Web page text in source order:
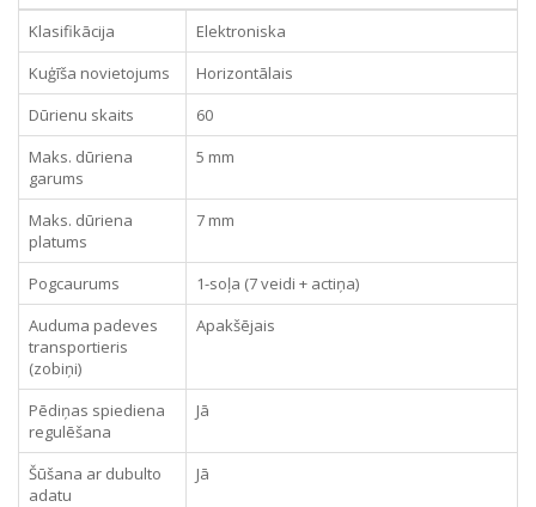
Klasifikācija
Elektroniska
Kuģīša novietojums
Horizontālais
Dūrienu skaits
60
Maks. dūriena
garums
5 mm
Maks. dūriena
platums
7 mm
Pogcaurums
1-soļa (7 veidi + actiņa)
Auduma padeves
transportieris
(zobiņi)
Apakšējais
Pēdiņas spiediena
regulēšana
Jā
Šūšana ar dubulto
adatu
Jā